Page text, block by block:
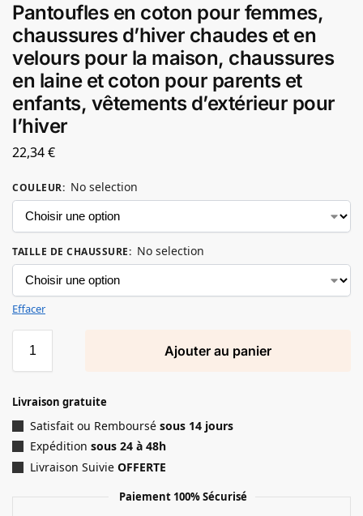
Pantoufles en coton pour femmes,
chaussures d’hiver chaudes et en
velours pour la maison, chaussures
en laine et coton pour parents et
enfants, vêtements d’extérieur pour
l’hiver
22,34€
COULEUR: No selection
TAILLE DE CHAUSSURE: No selection
Effacer
Ajouter au panier
Livraison gratuite
Satisfait ou Remboursé sous 14 jours
Expédition sous 24 à 48h
Livraison Suivie OFFERTE
Paiement 100% Sécurisé